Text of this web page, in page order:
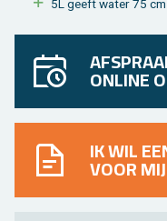
5L geeft water 75
ONLINE
IK WIL
VOOR